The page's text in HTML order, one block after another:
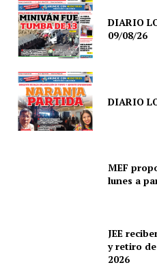
DIARIO
09/08/26
DIARIO
MEF
lunes a
JEE
y retiro
2026